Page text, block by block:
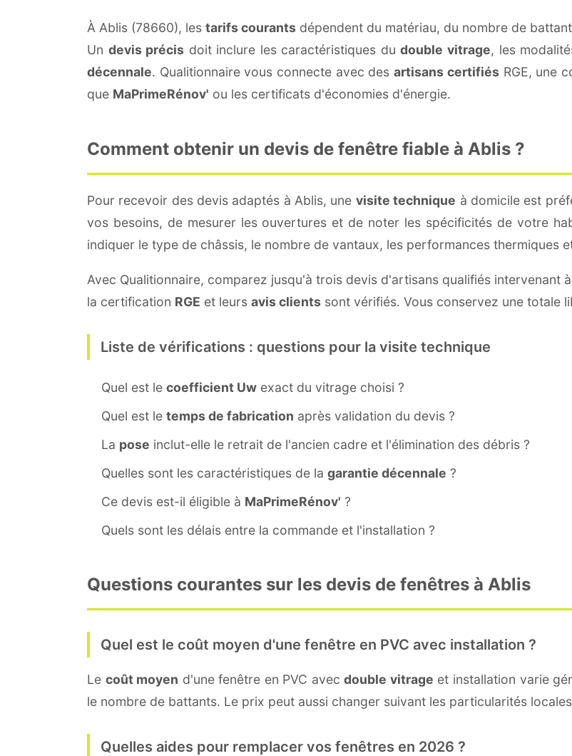
À Ablis (78660), les tarifs courants dépendent du matériau, du nombre de
Un devis précis doit inclure les caractéristiques dudouble vitrage, les
décennale. Qualitionnaire vous connecte avec desartisans certifiésRGE, une
que MaPrimeRénov' ou les certificats d'économies d'énergie.
Comment obtenir un devis de fenêtre fiable à Ablis ?
Pour recevoir des devis adaptés à Ablis, une visite technique à domicile est
vos besoins, de mesurer les ouvertures et de noter les spécificités de votre
indiquer le type de châssis, le nombre de vantaux, les performances thermiques
Avec Qualitionnaire, comparez jusqu'à trois devis d'artisans qualifiés intervenant
la certification RGE et leurs avis clients sont vérifiés. Vous conservez une totale
Liste de vérifications : questions pour la visite technique
Quel est le coefficient Uw exact du vitrage choisi ?
Quel est le temps de fabrication après validation du devis ?
La pose inclut-elle le retrait de l'ancien cadre et l'élimination des débris ?
Quelles sont les caractéristiques de la garantie décennale ?
Ce devis est-il éligible à MaPrimeRénov' ?
Quels sont les délais entre la commande et l'installation ?
Questions courantes sur les devis de fenêtres à Ablis
Quel est le coût moyen d'une fenêtre en PVC avec installation ?
Le coût moyen d'une fenêtre en PVC avecdouble vitrage et installation varie
le nombre de battants. Le prix peut aussi changer suivant les particularités
Quelles aides pour remplacer vos fenêtres en 2026 ?